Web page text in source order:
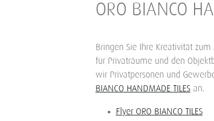
ORO BIANCO
Bringen Sie Ihre Kreativität
für Privaträume und den
wir Privatpersonen und
BIANCO HANDMADE TILES an.
Flyer ORO BIANCO TILES